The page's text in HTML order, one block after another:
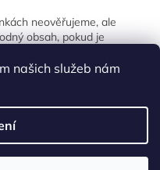
našich služeb nám
neověřujeme, ale
obsah, pokud je